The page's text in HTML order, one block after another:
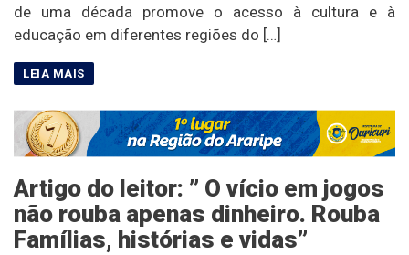
de uma década promove o acesso à cultura e à
educação em diferentes regiões do […]
Artigo do leitor: ” O vício em jogos
não rouba apenas dinheiro. Rouba
Famílias, histórias e vidas”